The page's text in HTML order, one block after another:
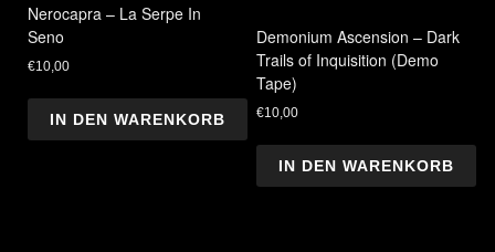
Nerocapra – La Serpe In
Seno
€10,00
IN DEN WARENKORB
Demonium Ascension – Dark
Trails of Inquisition (Demo
Tape)
€10,00
IN DEN WARENKORB